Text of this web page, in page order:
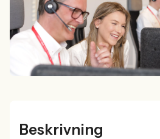
Beskrivning